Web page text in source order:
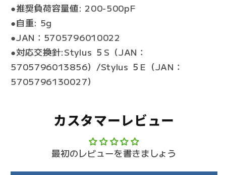
●推奨負荷容量値: 200-500pF
●自重: 5g
●JAN：5705796010022
●対応交換針:Stylus ５S（JAN：
5705796013856）/Stylus ５E（JAN：
5705796130027）
カスタマーレビュー
最初のレビューを書きましょう